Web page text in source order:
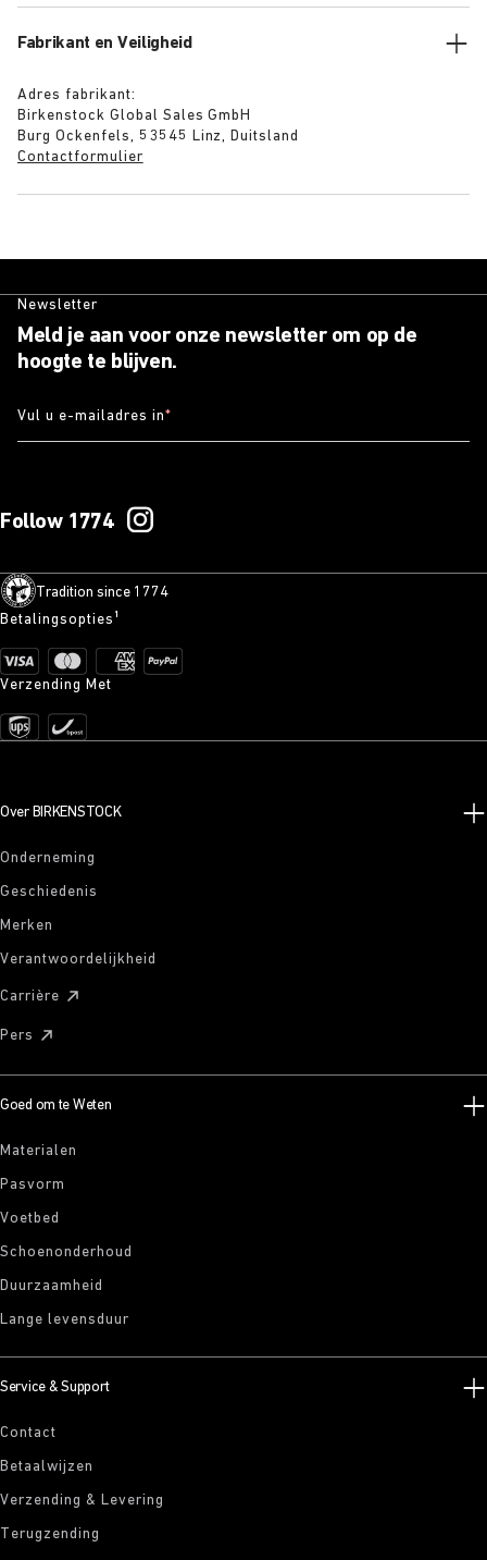
Fabrikant en Veiligheid
Adres fabrikant:
Birkenstock Global Sales GmbH
Burg Ockenfels, 53545 Linz, Duitsland
Contactformulier
Newsletter
Meld je aan voor onze newsletter om op de
hoogte te blijven.
Vul u e-mailadres in*
Follow 1774
Tradition since 1774
Betalingsopties¹
Verzending Met
Over BIRKENSTOCK
Onderneming
Geschiedenis
Merken
Verantwoordelijkheid
Carrière
Pers
Goed om te Weten
Materialen
Pasvorm
Voetbed
Schoenonderhoud
Duurzaamheid
Lange levensduur
Service & Support
Contact
Betaalwijzen
Verzending & Levering
Terugzending